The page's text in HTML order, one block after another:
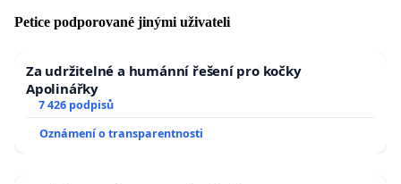
Petice podporované jinými uživateli
Za udržitelné a humánní řešení pro kočky
Apolinářky
7 426 podpisů
Oznámení o transparentnosti